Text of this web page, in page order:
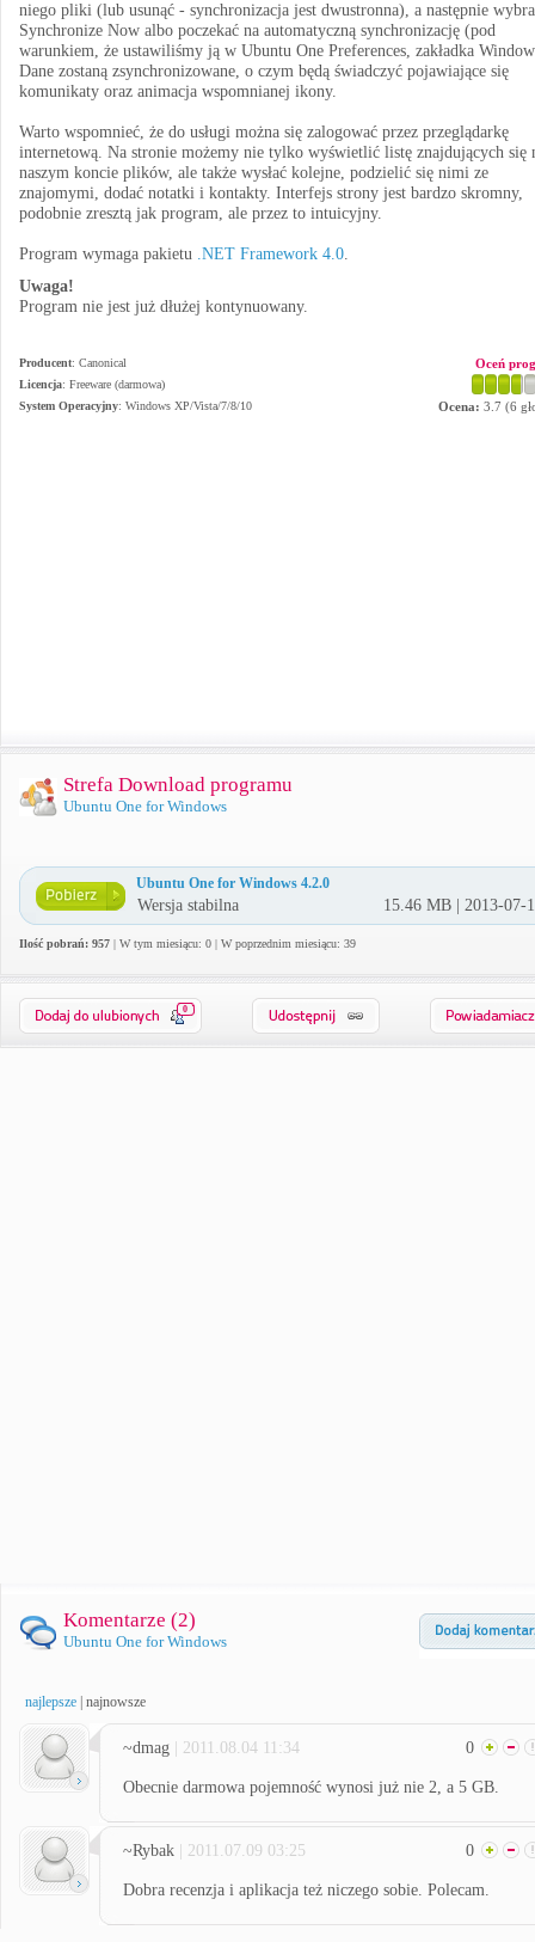
niego pliki (lub usunąć - synchronizacja jest dwustronna), a następnie
Synchronize Now albo poczekać na automatyczną synchronizację (pod
warunkiem, że ustawiliśmy ją w Ubuntu One Preferences, zakładka
Dane zostaną zsynchronizowane, o czym będą świadczyć pojawiające się
komunikaty oraz animacja wspomnianej ikony.
Warto wspomnieć, że do usługi można się zalogować przez przeglądarkę
internetową. Na stronie możemy nie tylko wyświetlić listę znajdujących się
naszym koncie plików, ale także wysłać kolejne, podzielić się nimi ze
znajomymi, dodać notatki i kontakty. Interfejs strony jest bardzo skromny,
podobnie zresztą jak program, ale przez to intuicyjny.
Program wymaga pakietu .NET Framework 4.0.
Uwaga!
Program nie jest już dłużej kontynuowany.
Producent: Canonical
Licencja: Freeware (darmowa)
System Operacyjny: Windows XP/Vista/7/8/10
Oceń
Ocena: 3.7 (6
Strefa Download programu
Ubuntu One for Windows
Ubuntu One for Windows 4.2.0
Wersja stabilna 15.46 MB | 2013-07-
Ilość pobrań: 957 | W tym miesiącu: 0 | W poprzednim miesiącu: 39
0
Komentarze (2)
Ubuntu One for Windows
najlepsze najnowsze
~dmag | 2011.08.04 11:34 0
Obecnie darmowa pojemność wynosi już nie 2, a 5 GB.
~Rybak | 2011.07.09 03:25 0
Dobra recenzja i aplikacja też niczego sobie. Polecam.